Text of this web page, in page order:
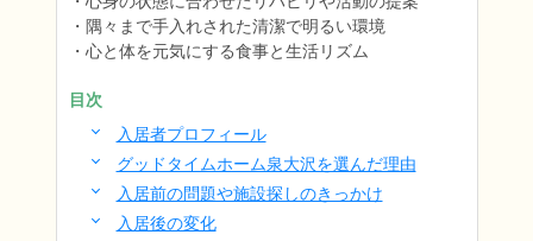
隅々まで手入れされた清潔で明るい環境
心と体を元気にする食事と生活リズム
目次
入居者プロフィール
グッドタイムホーム泉大沢を選んだ理由
入居前の問題や施設探しのきっかけ
入居後の変化